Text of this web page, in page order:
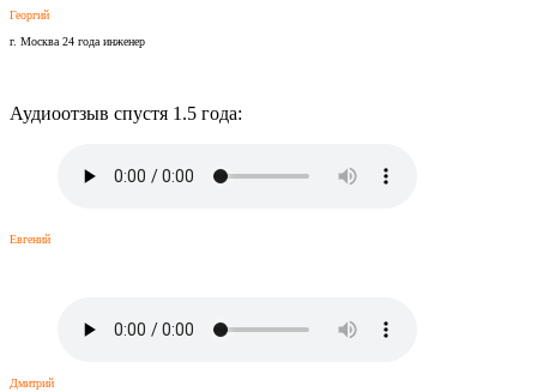
Георгий
г. Москва 24 года инженер
Аудиоотзыв спустя 1.5 года:
Евгений
Дмитрий